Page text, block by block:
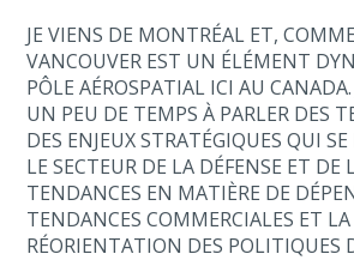
JE VIENS DE MONTRÉAL ET,
VANCOUVER EST UN ÉLÉMENT
PÔLE AÉROSPATIAL ICI AU
UN PEU DE TEMPS À PARLER DES
DES ENJEUX STRATÉGIQUES QUI
LE SECTEUR DE LA DÉFENSE ET DE
TENDANCES EN MATIÈRE DE
TENDANCES COMMERCIALES ET LA
RÉORIENTATION DES POLITIQUES